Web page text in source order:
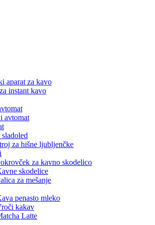
aparat za kavo
instant kavo
avtomat
za hišne ljubljenčke
za kavno skodelico
skodelice
za mešanje
penasto mleko
kakav
Latte